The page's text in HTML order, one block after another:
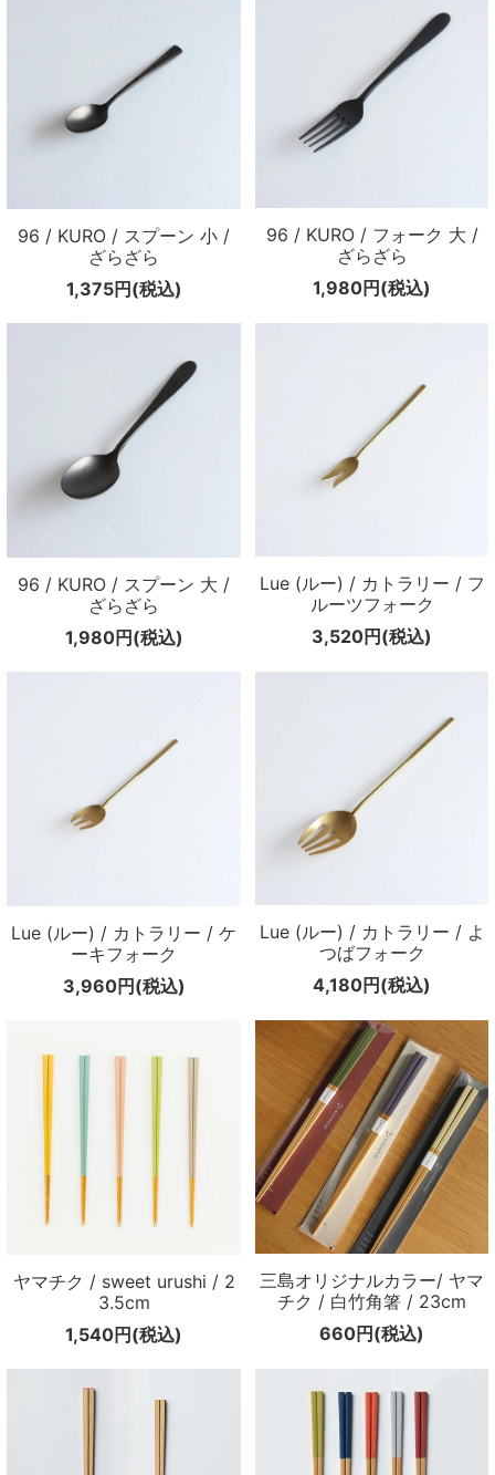
96 / KURO / スプーン 小 /
ざらざら
1,375円(税込)
96 / KURO / フォーク 大 /
ざらざら
1,980円(税込)
96 / KURO / スプーン 大 /
ざらざら
1,980円(税込)
Lue (ルー) / カトラリー / フ
ルーツフォーク
3,520円(税込)
Lue (ルー) / カトラリー / ケ
ーキフォーク
3,960円(税込)
Lue (ルー) / カトラリー / よ
つばフォーク
4,180円(税込)
ヤマチク / sweet urushi / 2
3.5cm
1,540円(税込)
三島オリジナルカラー/ ヤマ
チク / 白竹角箸 / 23cm
660円(税込)